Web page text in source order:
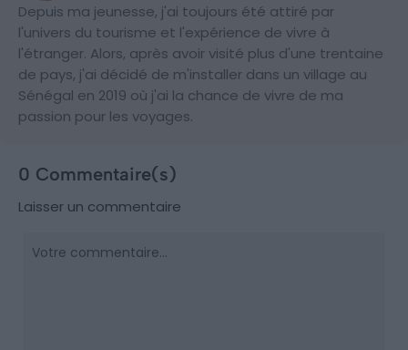
Depuis ma jeunesse, j'ai toujours été attiré par
l'univers du tourisme et l'expérience de vivre à
l'étranger. Alors, après avoir visité plus d'une trentaine
de pays, j'ai décidé de m'installer dans un village au
Sénégal en 2019 où j'ai la chance de vivre de ma
passion pour les voyages.
0 Commentaire(s)
Laisser un commentaire